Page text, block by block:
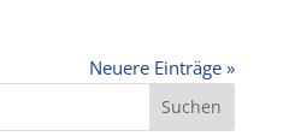
Neuere Einträge »